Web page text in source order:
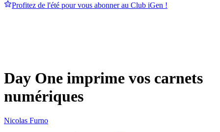
Profitez de l'été pour vous abonner au Club iGen !
Day One imprime vos carnets
numériques
Nicolas Furno